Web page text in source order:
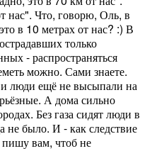
нас". Что, говорю, Оль, в
в 10 метрах от нас? :) В
только
- распространяться
можно. Сами знаете.
люди ещё не высыпали на
А дома сильно
Без газа сидят люди в
не было. И - как следствие
вам, чтоб не